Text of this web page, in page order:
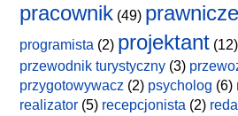
pracownik (49) prawnicze
programista (2) projektant (12)
przewodnik turystyczny (3)
przygotowywacz (2) psycholog (6)
realizator (5) recepcjonista (2)